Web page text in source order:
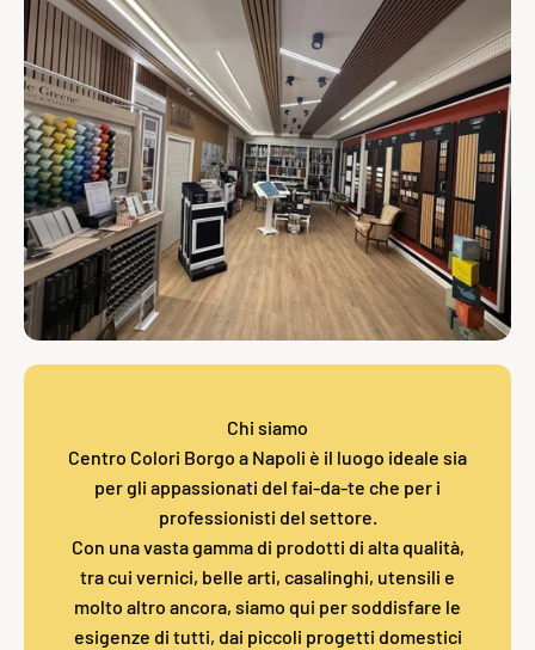
Chi siamo
Centro Colori Borgo a Napoli è il luogo ideale sia
per gli appassionati del fai-da-te che per i
professionisti del settore.
Con una vasta gamma di prodotti di alta qualità,
tra cui vernici, belle arti, casalinghi, utensili e
molto altro ancora, siamo qui per soddisfare le
esigenze di tutti, dai piccoli progetti domestici